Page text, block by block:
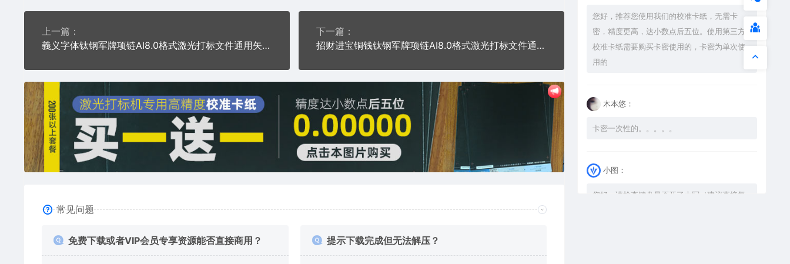
上一篇：
義义字体钛钢军牌项链AI8.0格式激光打标文件通用矢量图
下一篇：
招财进宝铜钱钛钢军牌项链AI8.0格式激光打标文件通用矢量图
常见问题
免费下载或者VIP会员专享资源能否直接商用？ 提示下载完成但无法解压？
您好，推荐您使用我们的校准卡纸，无需卡
密，精度更高，达小数点后五位。使用第三方
校准卡纸需要购买卡密使用的，卡密为单次使
用的
木本悠：
卡密一次性的。。。。。
小图：
您好，请检查键盘是否开了大写（建议直接复